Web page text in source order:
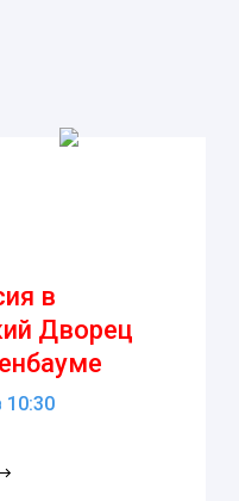
в
Дворец
10:30